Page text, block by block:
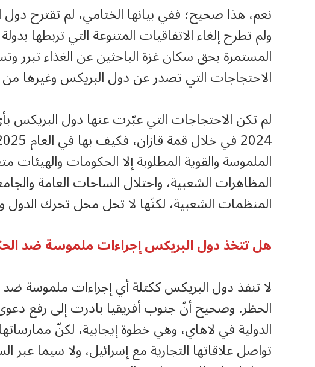
نعم، هذا صحيح؛ ففي بيانها الختامي، لم تقترح
ولم تطرح إلغاء الاتفاقيات المتنوعة التي تربطها
المستمرة بحق سكان غزة الباحثين عن الغذاء تبرر
الاحتجاجات التي تصدر عن دول البريكس وغيرها من
لم تكن الاحتجاجات التي عبّرت عنها دول البريكس
الملموسة والقوية المطلوبة إلا الحكومات
المظاهرات الشعبية، واحتلال الساحات العامة
المنظمات الشعبية، لكنّها لا تحل محل تحرك الدول
هل تتخذ دول البريكس إجراءات ملموسة ضد
لا تنفذ دول البريكس ككتلة أي إجراءات ملموسة ضد
الحظر. وصحيح أنّ جنوب أفريقيا بادرت إلى رفع
الدولية في لاهاي، وهي خطوة إيجابية، لكنّ
تواصل علاقاتها التجارية مع إسرائيل، ولا سيما عبر